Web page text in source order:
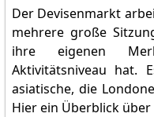
Der Devisenmarkt
mehrere große
ihre eigenen
Aktivitätsniveau hat.
asiatische, die
Hier ein Überblick